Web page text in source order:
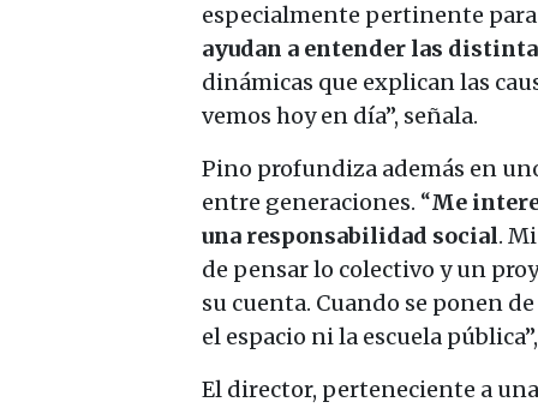
especialmente pertinente
ayudan a entender las
dinámicas que explican las
vemos hoy en día”, señala.
Pino profundiza además en
entre generaciones. “Me
una responsabilidad social.
de pensar lo colectivo y un
su cuenta. Cuando se ponen
el espacio ni la escuela
El director, perteneciente a